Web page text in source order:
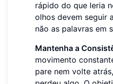
rápido do que leria
olhos devem seguir
não as palavras em
Mantenha a
movimento
pare nem volte